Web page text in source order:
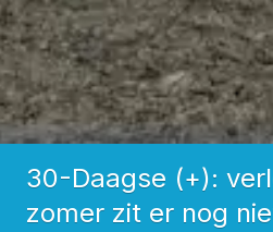
30-Daagse (+):
zomer zit er nog